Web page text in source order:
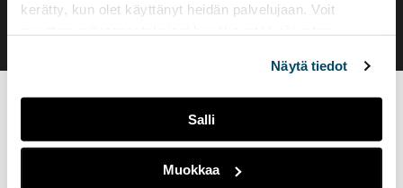
kerätty, kun olet käyttänyt heidän palvelujaan. Voit
Näytä tiedot
Salli
Muokkaa